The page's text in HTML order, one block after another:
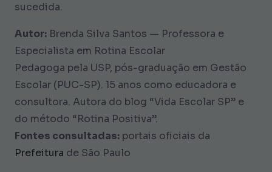
sucedida.
Autor: Brenda Silva Santos — Professora e
Especialista em Rotina Escolar
Pedagoga pela USP, pós-graduação em Gestão
Escolar (PUC-SP). 15 anos como educadora e
consultora. Autora do blog “Vida Escolar SP” e
do método “Rotina Positiva”.
Fontes consultadas: portais oficiais da
Prefeitura de São Paulo